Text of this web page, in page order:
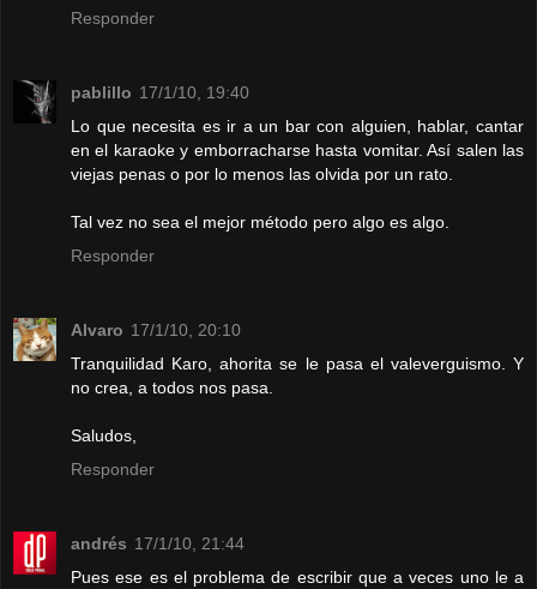
Responder
pablillo 17/1/10, 19:40
Lo que necesita es ir a un bar con alguien, hablar, cantar
en el karaoke y emborracharse hasta vomitar. Así salen las
viejas penas o por lo menos las olvida por un rato.
Tal vez no sea el mejor método pero algo es algo.
Responder
Alvaro 17/1/10, 20:10
Tranquilidad Karo, ahorita se le pasa el valeverguismo. Y
no crea, a todos nos pasa.
Saludos,
Responder
andrés 17/1/10, 21:44
Pues ese es el problema de escribir que a veces uno le a